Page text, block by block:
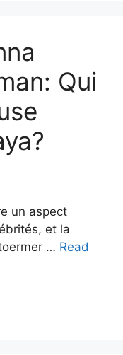
Qui
un aspect
et la
… Read